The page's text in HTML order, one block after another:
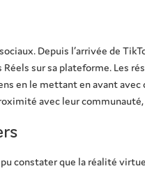
Depuis l’arrivée de
Réels sur sa plateforme.
en le mettant en avant
avec leur
constater que la réalité